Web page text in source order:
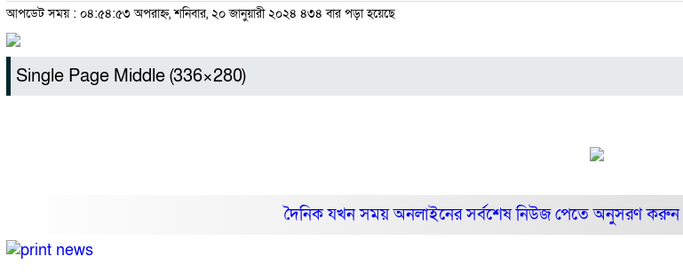
আপডেট সময় : ০৪:৫৪:৫৩ অপরাহ্ন, শনিবার, ২০ জানুয়ারী ২০২৪ ৪৩৪ বার পড়া হয়েছে
Single Page Middle (336×280)
দৈনিক যখন সময় অনলাইনের সর্বশেষ নিউজ পেতে অনুসরণ করুন